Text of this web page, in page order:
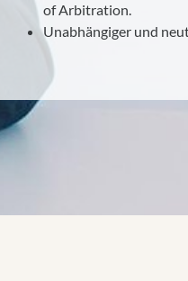
of Arbitration.
Unabhängiger und